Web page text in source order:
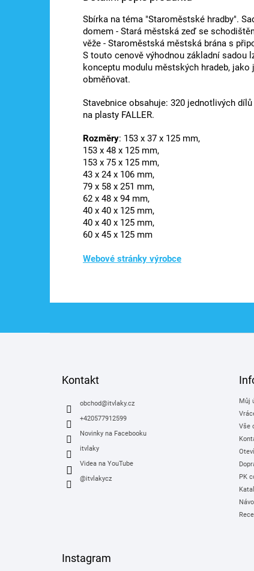
Sbírka na téma "Staroměstské hradby".
domem - Stará městská zeď se
věže - Staroměstská městská brána s
S touto cenově výhodnou základní sadou
konceptu modulu městských hradeb, jako
obměňovat.
Stavebnice obsahuje: 320 jednotlivých
na plasty FALLER.
Rozměry: 153 x 37 x 125 mm,
153 x 48 x 125 mm,
153 x 75 x 125 mm,
43 x 24 x 106 mm,
79 x 58 x 251 mm,
62 x 48 x 94 mm,
40 x 40 x 125 mm,
40 x 40 x 125 mm,
60 x 45 x 125 mm
Webové stránky výrobce
Kontakt
obchod@itvlaky.cz
+420577912599
Novinky na Facebooku
itvlaky
Videa na YouTube
@itvlakycz
Můj
Vše
PK
Instagram